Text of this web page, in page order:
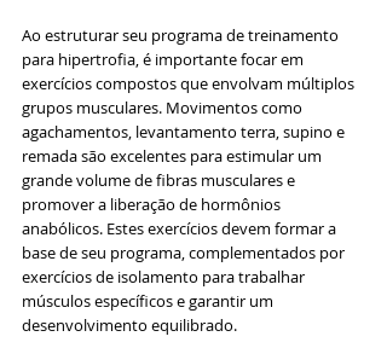
Ao estruturar seu programa de treinamento
para hipertrofia, é importante focar em
exercícios compostos que envolvam múltiplos
grupos musculares. Movimentos como
agachamentos, levantamento terra, supino e
remada são excelentes para estimular um
grande volume de fibras musculares e
promover a liberação de hormônios
anabólicos. Estes exercícios devem formar a
base de seu programa, complementados por
exercícios de isolamento para trabalhar
músculos específicos e garantir um
desenvolvimento equilibrado.